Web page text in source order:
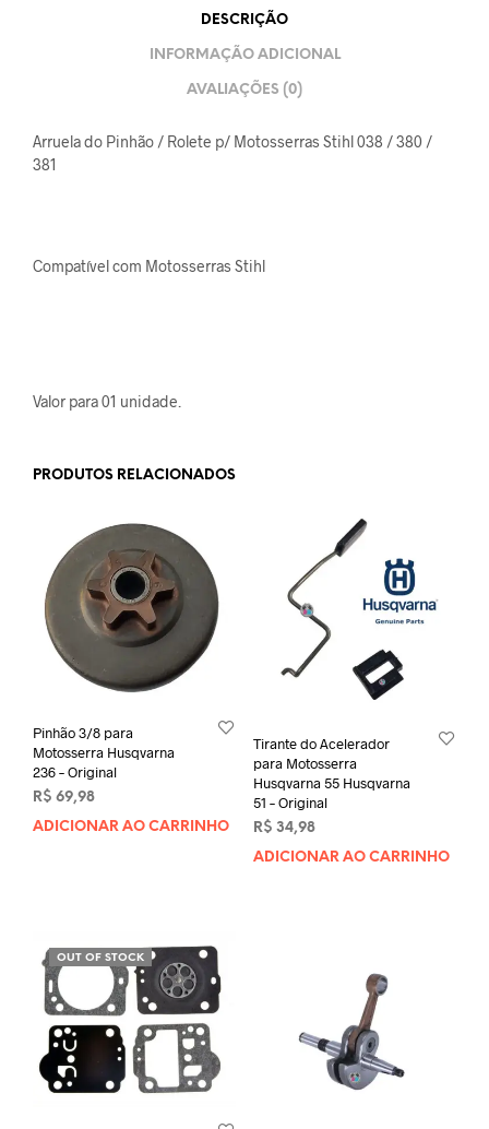
DESCRIÇÃO
INFORMAÇÃO ADICIONAL
AVALIAÇÕES (0)
Arruela do Pinhão / Rolete p/ Motosserras Stihl 038 / 380 /
381
Compatível com Motosserras Stihl
Valor para 01 unidade.
PRODUTOS RELACIONADOS
Pinhão 3/8 para
Motosserra Husqvarna
236 – Original
R$ 69,98
ADICIONAR AO CARRINHO
Tirante do Acelerador
para Motosserra
Husqvarna 55 Husqvarna
51 – Original
R$ 34,98
ADICIONAR AO CARRINHO
OUT OF STOCK